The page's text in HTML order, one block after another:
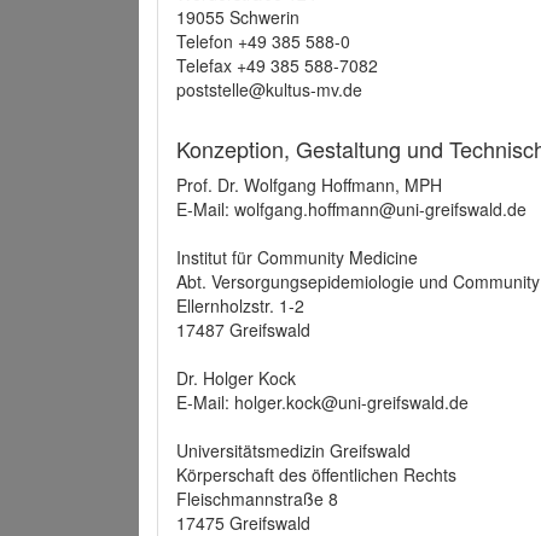
19055 Schwerin
Telefon +49 385 588-0
Telefax +49 385 588-7082
poststelle@kultus-mv.de
Konzeption, Gestaltung und
Prof. Dr. Wolfgang Hoffmann, MPH
E-Mail: wolfgang.hoffmann@uni-greifswald.de
Institut für Community Medicine
Abt. Versorgungsepidemiologie und
Ellernholzstr. 1-2
17487 Greifswald
Dr. Holger Kock
E-Mail: holger.kock@uni-greifswald.de
Universitätsmedizin Greifswald
Körperschaft des öffentlichen Rechts
Fleischmannstraße 8
17475 Greifswald